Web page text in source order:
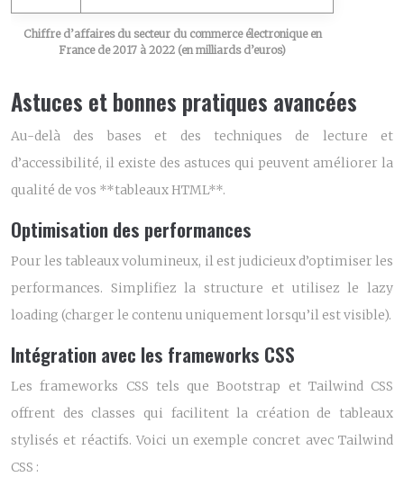
Chiffre d’affaires du secteur du commerce électronique en
France de 2017 à 2022 (en milliards d’euros)
Astuces et bonnes pratiques avancées
Au-delà des bases et des techniques de lecture et
d’accessibilité, il existe des astuces qui peuvent améliorer la
qualité de vos **tableaux HTML**.
Optimisation des performances
Pour les tableaux volumineux, il est judicieux d’optimiser les
performances. Simplifiez la structure et utilisez le lazy
loading (charger le contenu uniquement lorsqu’il est visible).
Intégration avec les frameworks CSS
Les frameworks CSS tels que Bootstrap et Tailwind CSS
offrent des classes qui facilitent la création de tableaux
stylisés et réactifs. Voici un exemple concret avec Tailwind
CSS :